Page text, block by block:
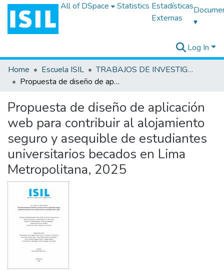
All of DSpace Statistics Estadísticas
Externas
▾
Log In
Home
Escuela ISIL
TRABAJOS DE INVESTIGACIÓN
Propuesta de diseño de aplicación web para contribuir al alojamiento seguro y asequible de estudiantes universitarios becados en Lima Metropolitana, 2025
Propuesta de diseño de aplicación
web para contribuir al alojamiento
seguro y asequible de estudiantes
universitarios becados en Lima
Metropolitana, 2025